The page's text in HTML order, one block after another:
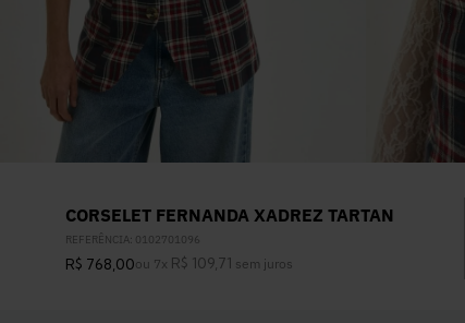
CORSELET FERNANDA XADREZ TARTAN
REFERÊNCIA: 0102701096
R$ 768,00ou 7x R$ 109 71 sem juros